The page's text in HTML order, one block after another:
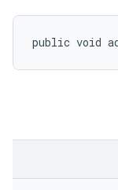
public void